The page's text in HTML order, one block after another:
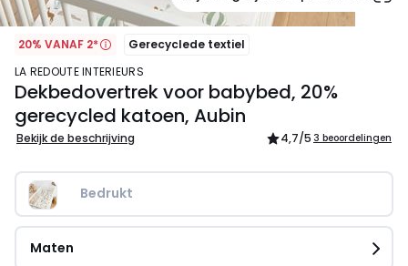
20% VANAF 2*
Gerecyclede textiel
LA REDOUTE INTERIEURS
Dekbedovertrek voor babybed, 20%
gerecycled katoen, Aubin
Bekijk de beschrijving 4,7/5 3 beoordelingen
Bedrukt
Maten